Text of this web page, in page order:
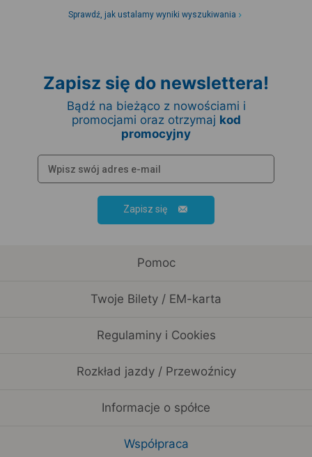
Sprawdź, jak ustalamy wyniki wyszukiwania
Zapisz się do newslettera!
Bądź na bieżąco z nowościami i
promocjami oraz otrzymaj kod
promocyjny
Zapisz się
Pomoc
Twoje Bilety / EM-karta
Regulaminy i Cookies
Rozkład jazdy / Przewoźnicy
Informacje o spółce
Współpraca